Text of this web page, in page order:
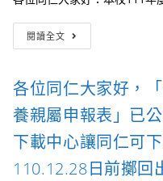
於
日
(五)
前
擲
回
出
納
蓋
申
書
閱讀全文
年
點
簽
呈
與
時
程
各位同仁大家好，
養親屬申報表」已
下載中心讓同仁可
110.12.28日前擲回